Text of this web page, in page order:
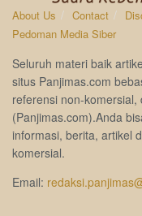
About Us Contact
Pedoman Media Siber
Seluruh materi baik
situs Panjimas.com
referensi non-
(Panjimas.com).Anda
informasi, berita, artikel
komersial.
Email: